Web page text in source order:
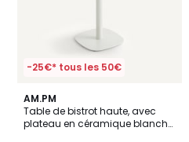
-25€* tous les 50€
AM.PM
Table de bistrot haute, avec
plateau en céramique blanche,